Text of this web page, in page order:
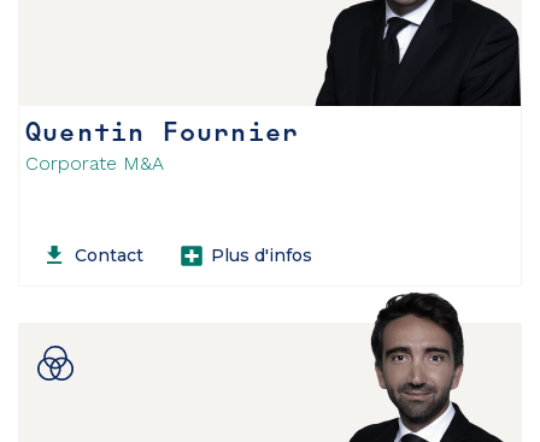
Quentin Fournier
Corporate M&A
Contact Plus d'infos